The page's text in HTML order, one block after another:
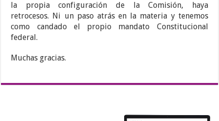
la propia configuración de la Comisión, haya
retrocesos. Ni un paso atrás en la materia y tenemos
como candado el propio mandato Constitucional
federal.
Muchas gracias.